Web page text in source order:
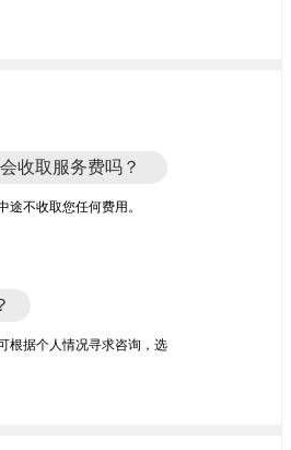
收取服务费吗？
途不收取您任何费用。
根据个人情况寻求咨询，选